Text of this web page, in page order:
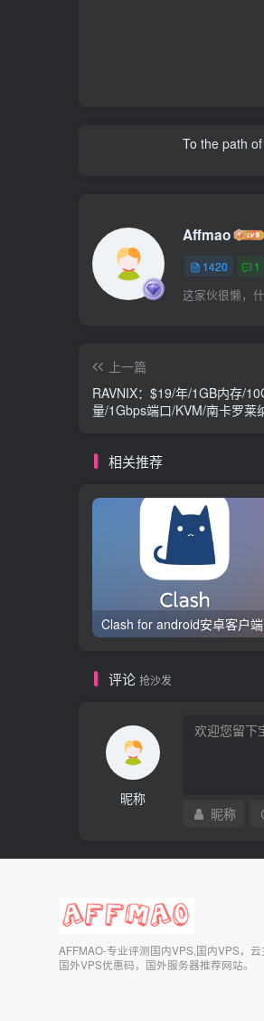
To the path
Affmao
1420 1
这家伙很懒，
上一篇
RAVNIX：$19/年/1GB内存/
量/1Gbps端口/KVM/南卡罗莱
相关推荐
评论 抢沙发
昵称
昵称
AFFMAO-专业评测国内VPS,国内VPS，云
国外VPS优惠码，国外服务器推荐网站。